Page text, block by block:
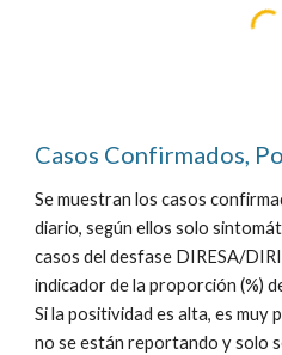
Casos Confirmados,
Se muestran los casos
diario, según ellos solo
casos del desfase DIRESA/
indicador de la proporción (%)
Si la positividad es alta, es muy
no se están reportando y solo